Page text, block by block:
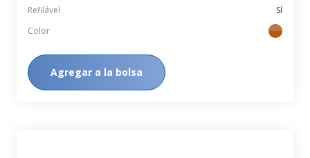
Refilável
Sí
Color
ambar
Agregar a la bolsa